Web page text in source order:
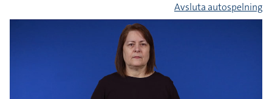
Avsluta autospelning